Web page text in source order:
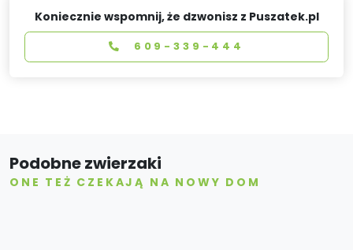
Koniecznie wspomnij, że dzwonisz z Puszatek.pl
609-339-444
Podobne zwierzaki
ONE TEŻ CZEKAJĄ NA NOWY DOM